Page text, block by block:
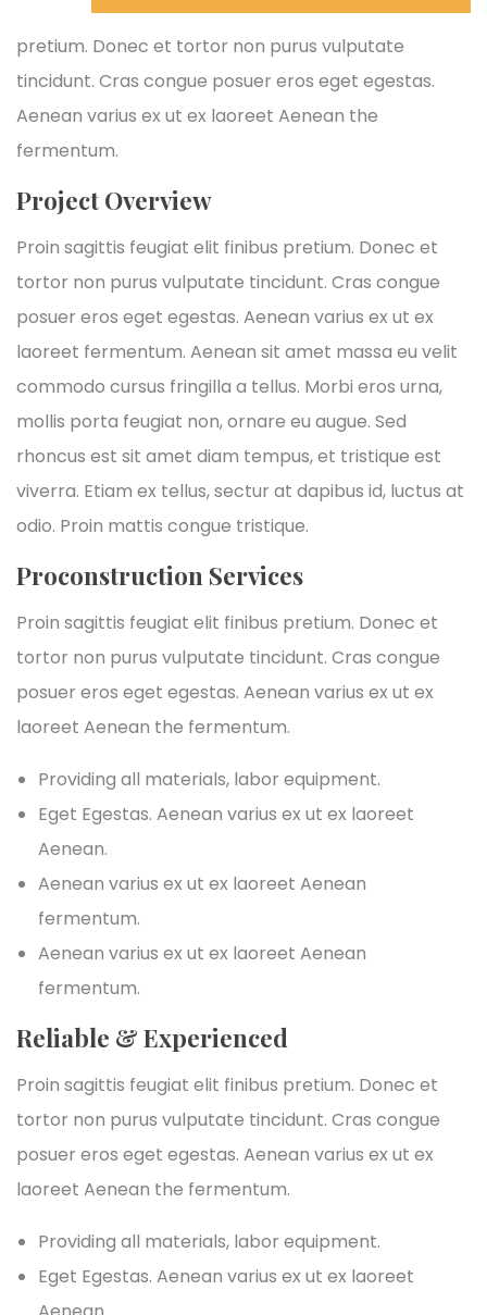
pretium. Donec et tortor non purus vulputate
tincidunt. Cras congue posuer eros eget egestas.
Aenean varius ex ut ex laoreet Aenean the
fermentum.
Project Overview
Proin sagittis feugiat elit finibus pretium. Donec et
tortor non purus vulputate tincidunt. Cras congue
posuer eros eget egestas. Aenean varius ex ut ex
laoreet fermentum. Aenean sit amet massa eu velit
commodo cursus fringilla a tellus. Morbi eros urna,
mollis porta feugiat non, ornare eu augue. Sed
rhoncus est sit amet diam tempus, et tristique est
viverra. Etiam ex tellus, sectur at dapibus id, luctus at
odio. Proin mattis congue tristique.
Proconstruction Services
Proin sagittis feugiat elit finibus pretium. Donec et
tortor non purus vulputate tincidunt. Cras congue
posuer eros eget egestas. Aenean varius ex ut ex
laoreet Aenean the fermentum.
Providing all materials, labor equipment.
Eget Egestas. Aenean varius ex ut ex laoreet
Aenean.
Aenean varius ex ut ex laoreet Aenean
fermentum.
Aenean varius ex ut ex laoreet Aenean
fermentum.
Reliable & Experienced
Proin sagittis feugiat elit finibus pretium. Donec et
tortor non purus vulputate tincidunt. Cras congue
posuer eros eget egestas. Aenean varius ex ut ex
laoreet Aenean the fermentum.
Providing all materials, labor equipment.
Eget Egestas. Aenean varius ex ut ex laoreet